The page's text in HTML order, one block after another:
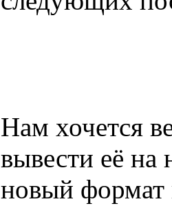
Нам хочется
вывести её на
новый